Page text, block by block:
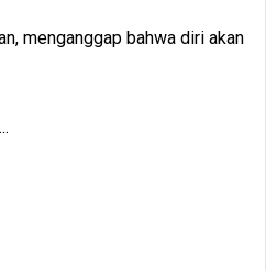
menganggap bahwa diri akan